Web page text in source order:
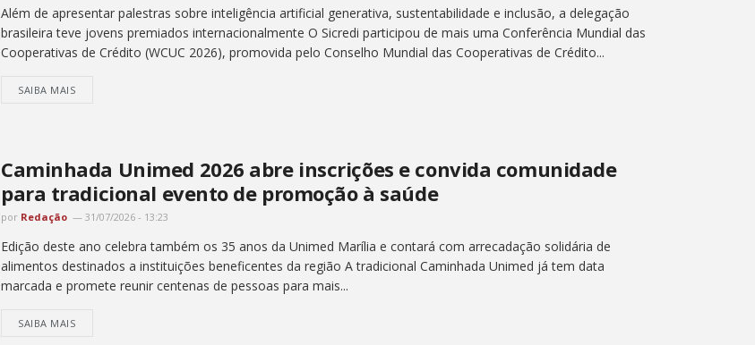
Além de apresentar palestras sobre inteligência artificial generativa, sustentabilidade e inclusão, a delegação
brasileira teve jovens premiados internacionalmente O Sicredi participou de mais uma Conferência Mundial das
Cooperativas de Crédito (WCUC 2026), promovida pelo Conselho Mundial das Cooperativas de Crédito...
SAIBA MAIS
Caminhada Unimed 2026 abre inscrições e convida comunidade
para tradicional evento de promoção à saúde
por Redação 31/07/2026 - 13:23
Edição deste ano celebra também os 35 anos da Unimed Marília e contará com arrecadação solidária de
alimentos destinados a instituições beneficentes da região A tradicional Caminhada Unimed já tem data
marcada e promete reunir centenas de pessoas para mais...
SAIBA MAIS